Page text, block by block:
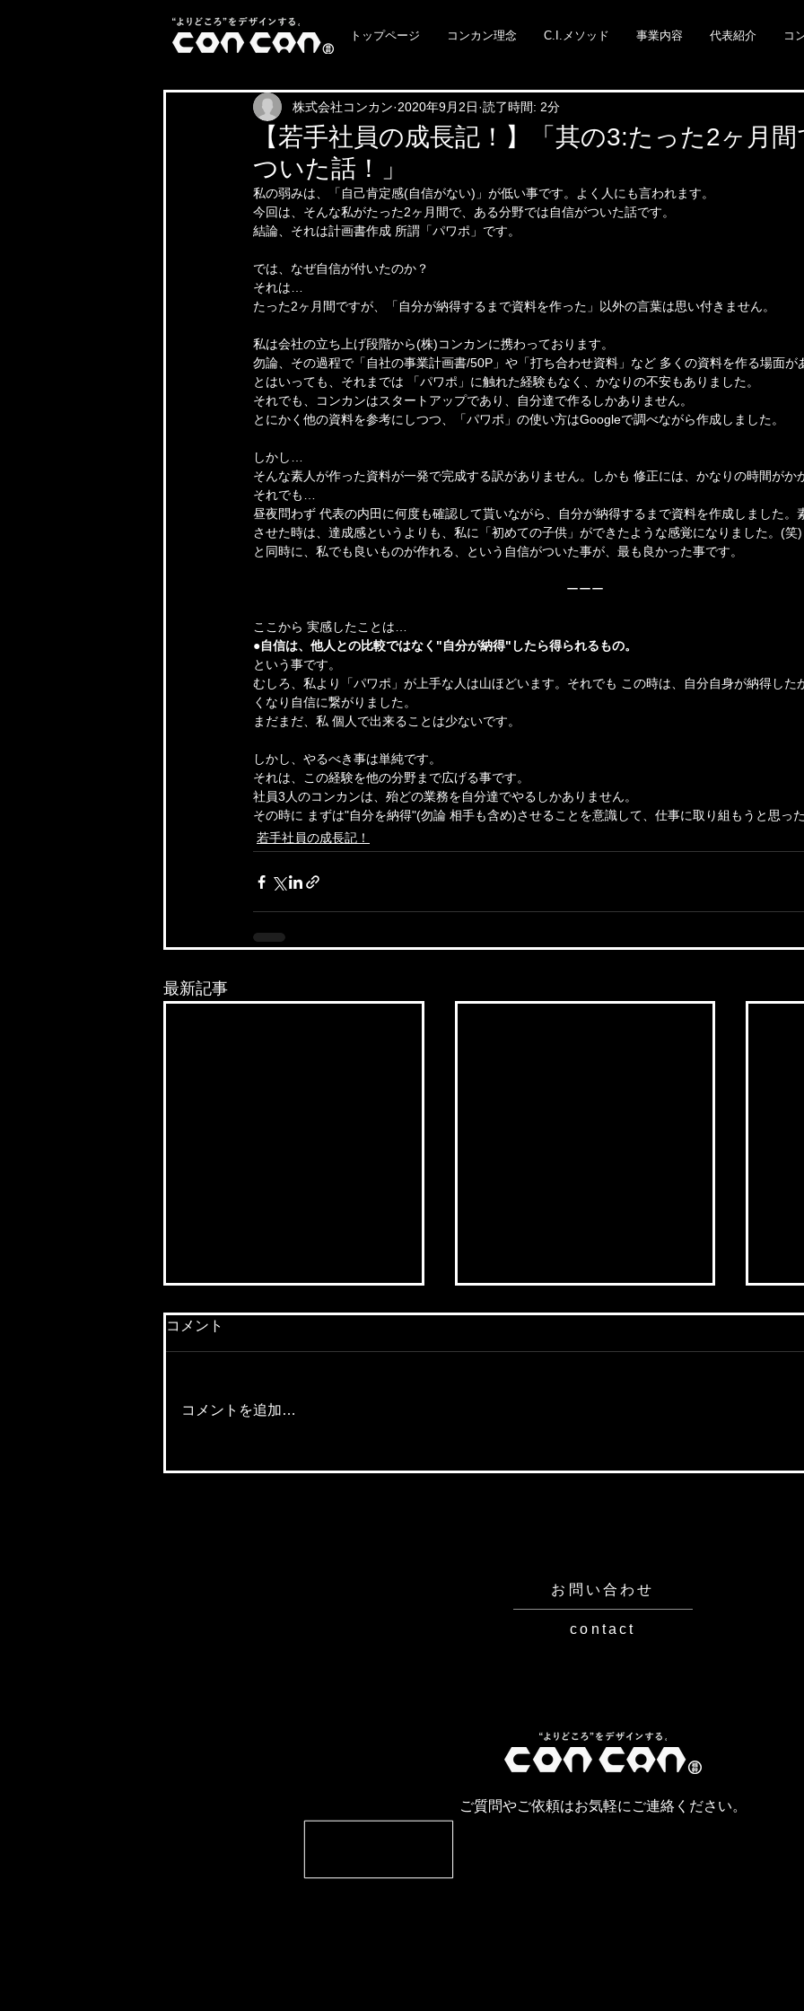
トップページ コンカン理念 C.I.メソッド 事業内容 代表紹介 コ
【若手社員の成長記！】「其の3:たった2ヶ月
ついた話！」
株式会社コンカン 2020年9月2日 読了時間: 2分
私の弱みは、「自己肯定感(自信がない)」が低い事です。よく人にも言われます。
今回は、そんな私がたった2ヶ月間で、ある分野では自信がついた話です。
結論、それは計画書作成 所謂「パワポ」です。
では、なぜ自信が付いたのか？
それは…
たった2ヶ月間ですが、「自分が納得するまで資料を作った」以外の言葉は思い付きません。
私は会社の立ち上げ段階から(株)コンカンに携わっております。
勿論、その過程で「自社の事業計画書/50P」や「打ち合わせ資料」など 多くの資料を作る場面が
とはいっても、それまでは 「パワポ」に触れた経験もなく、かなりの不安もありました。
それでも、コンカンはスタートアップであり、自分達で作るしかありません。
とにかく他の資料を参考にしつつ、「パワポ」の使い方はGoogleで調べながら作成しました。
しかし…
そんな素人が作った資料が一発で完成する訳がありません。しかも 修正には、かなりの時間がか
それでも…
昼夜問わず 代表の内田に何度も確認して貰いながら、自分が納得するまで資料を作成しました。
させた時は、達成感というよりも、私に「初めての子供」ができたような感覚になりました。(笑)
と同時に、私でも良いものが作れる、という自信がついた事が、最も良かった事です。
ーーー
ここから 実感したことは…
●自信は、他人との比較ではなく"自分が納得"したら得られるもの。
という事です。
むしろ、私より「パワポ」が上手な人は山ほどいます。それでも この時は、自分自身が納得した
くなり自信に繋がりました。
まだまだ、私 個人で出来ることは少ないです。
しかし、やるべき事は単純です。
それは、この経験を他の分野まで広げる事です。
社員3人のコンカンは、殆どの業務を自分達でやるしかありません。
その時に まずは"自分を納得"(勿論 相手も含め)させることを意識して、仕事に取り組もうと思っ
若手社員の成長記！
最新記事
コメント
コメントを追加…
お問い合わせ
contact
ご質問やご依頼はお気軽にご連絡ください。